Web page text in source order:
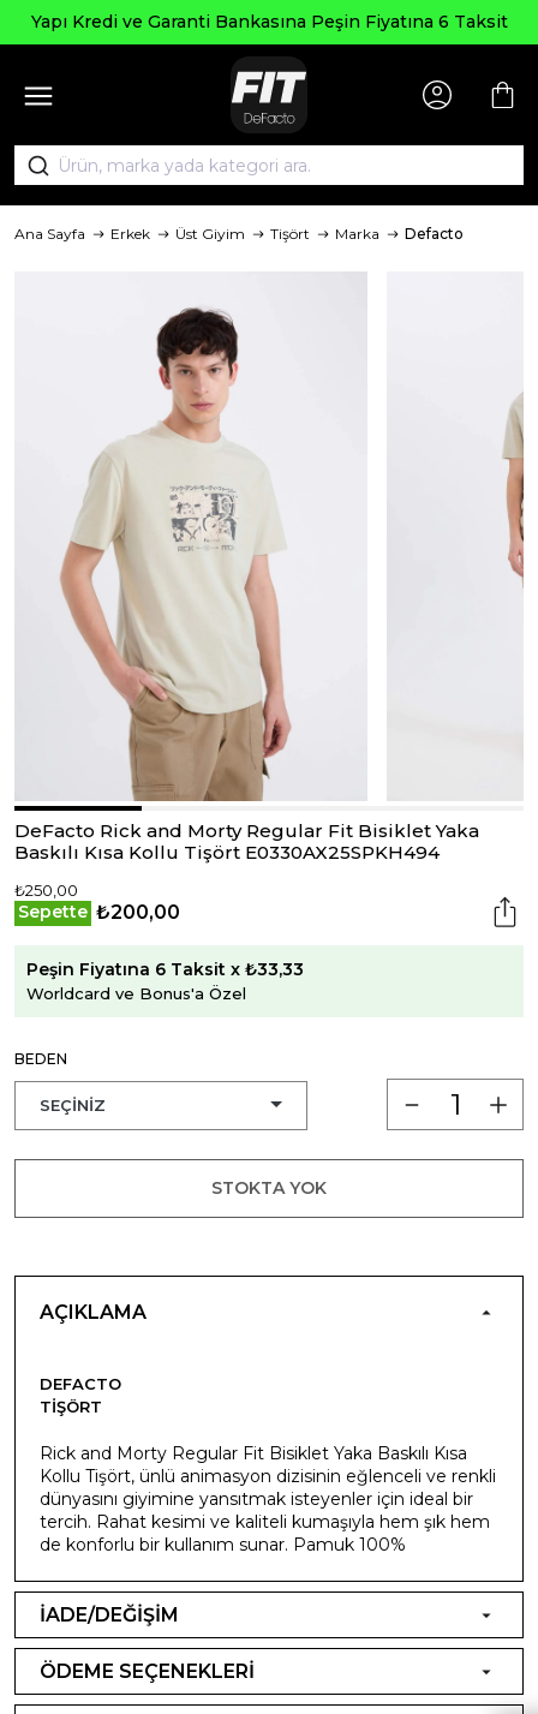
Yapı Kredi ve Garanti Bankasına Peşin Fiyatına 6 Taksit
Ana Sayfa Erkek Üst Giyim Tişört Marka Defacto
DeFacto Rick and Morty Regular Fit Bisiklet Yaka
Baskılı Kısa Kollu Tişört E0330AX25SPKH494
₺250,00
Sepette ₺200,00
Peşin Fiyatına 6 Taksit x ₺33,33
Worldcard ve Bonus'a Özel
BEDEN
STOKTA YOK
AÇIKLAMA
DEFACTO
TIŞÖRT
Rick and Morty Regular Fit Bisiklet Yaka Baskılı Kısa
Kollu Tişört, ünlü animasyon dizisinin eğlenceli ve renkli
dünyasını giyimine yansıtmak isteyenler için ideal bir
tercih. Rahat kesimi ve kaliteli kumaşıyla hem şık hem
de konforlu bir kullanım sunar. Pamuk 100%
İADE/DEĞİŞİM
ÖDEME SEÇENEKLERİ